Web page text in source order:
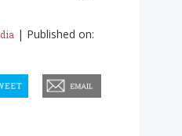
| Published on: